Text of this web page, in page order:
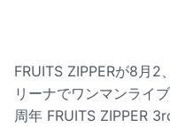
FRUITS ZIPPERが8月
リーナでワンマンライ
周年 FRUITS ZIPPER